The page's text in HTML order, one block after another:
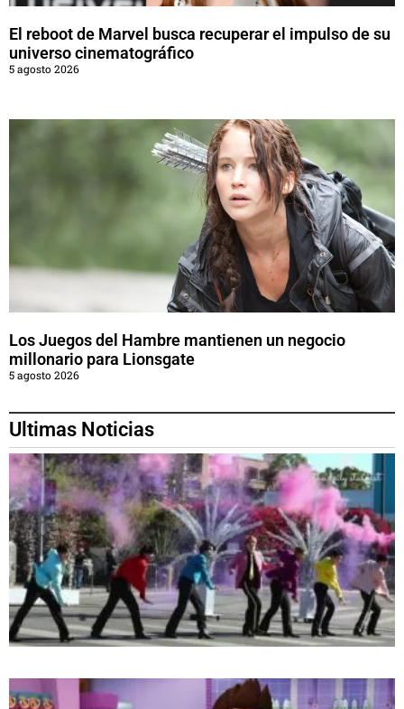
El reboot de Marvel busca recuperar el impulso de su
universo cinematográfico
5 agosto 2026
Los Juegos del Hambre mantienen un negocio
millonario para Lionsgate
5 agosto 2026
Ultimas Noticias